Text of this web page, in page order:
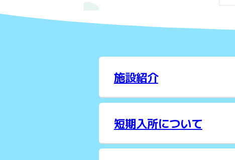
施設紹介
短期入所について